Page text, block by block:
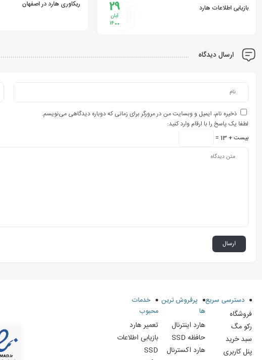
29
آبان
1400
بازیابی اطلاعات هارد ریکاوری هارد در اصفهان
ارسال دیدگاه
ذخیره نام، ایمیل و وبسایت من در مرورگر برای زمانی که دوباره دیدگاهی می‌نویسم.
لطفا یک پاسخ را با ارقام وارد کنید:
بیست + 13 =
دسترسی سریع
فروشگاه
رکو مگ
سبد خرید
پنل کاربری
پرفروش ترین
ها
هارد اینترنال
حافظه SSD
هارد اکسترنال
خدمات
محبوب
تعمیر هارد
بازیابی اطلاعات
SSD